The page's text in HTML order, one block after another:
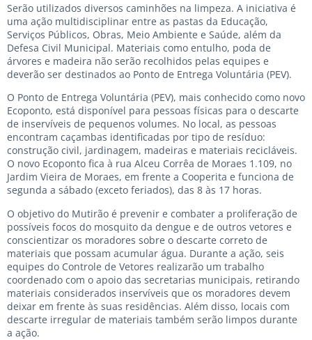
Serão utilizados diversos caminhões na limpeza. A iniciativa é
uma ação multidisciplinar entre as pastas da Educação,
Serviços Públicos, Obras, Meio Ambiente e Saúde, além da
Defesa Civil Municipal. Materiais como entulho, poda de
árvores e madeira não serão recolhidos pelas equipes e
deverão ser destinados ao Ponto de Entrega Voluntária (PEV).
O Ponto de Entrega Voluntária (PEV), mais conhecido como novo
Ecoponto, está disponível para pessoas físicas para o descarte
de inservíveis de pequenos volumes. No local, as pessoas
encontram caçambas identificadas por tipo de resíduo:
construção civil, jardinagem, madeiras e materiais recicláveis.
O novo Ecoponto fica à rua Alceu Corrêa de Moraes 1.109, no
Jardim Vieira de Moraes, em frente a Cooperita e funciona de
segunda a sábado (exceto feriados), das 8 às 17 horas.
O objetivo do Mutirão é prevenir e combater a proliferação de
possíveis focos do mosquito da dengue e de outros vetores e
conscientizar os moradores sobre o descarte correto de
materiais que possam acumular água. Durante a ação, seis
equipes do Controle de Vetores realizarão um trabalho
coordenado com o apoio das secretarias municipais, retirando
materiais considerados inservíveis que os moradores devem
deixar em frente às suas residências. Além disso, locais com
descarte irregular de materiais também serão limpos durante
a ação.